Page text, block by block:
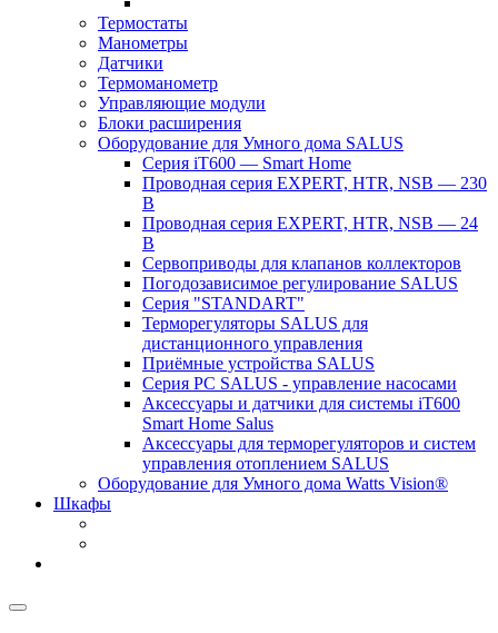
Термостаты
Манометры
Датчики
Термоманометр
Управляющие модули
Блоки расширения
Оборудование для Умного дома SALUS
Серия iT600 — Smart Home
Проводная серия EXPERT, HTR, NSB — 230
В
Проводная серия EXPERT, HTR, NSB — 24
В
Сервоприводы для клапанов коллекторов
Погодозависимое регулирование SALUS
Серия "STANDART"
Терморегуляторы SALUS для
дистанционного управления
Приёмные устройства SALUS
Серия PC SALUS - управление насосами
Аксессуары и датчики для системы iT600
Smart Home Salus
Аксессуары для терморегуляторов и систем
управления отоплением SALUS
Оборудование для Умного дома Watts Vision®
Шкафы